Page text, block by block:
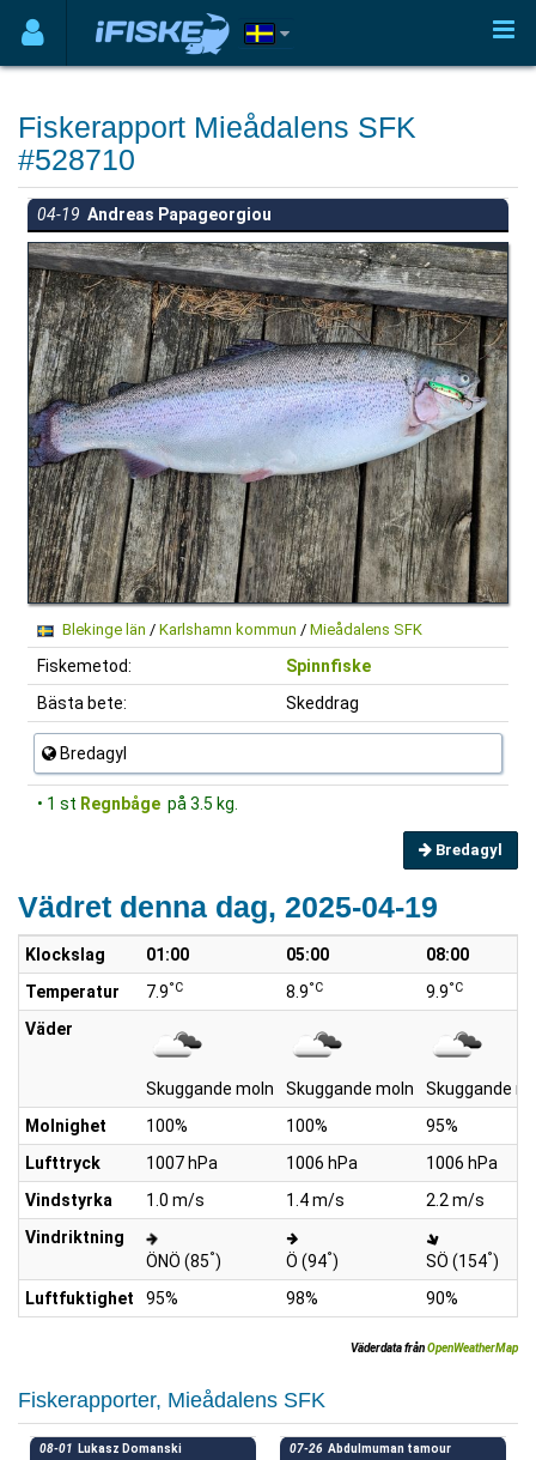
Fiskerapport Mieådalens SFK
#528710
04-19 Andreas Papageorgiou
Blekinge län / Karlshamn kommun / Mieådalens SFK
Fiskemetod:
Spinnfiske
Bästa bete:
Skeddrag
Bredagyl
• 1 st Regnbåge på 3.5 kg.
Bredagyl
Vädret denna dag, 2025-04-19
Klockslag 01:00 05:00
08:00
Temperatur
7.9°C 8.9°C 9.9°C
Väder
Skuggande moln Skuggande moln
Skuggande
Molnighet
100% 100%
95%
Lufttryck
1007 hPa 1006 hPa
1006 hPa
Vindstyrka
1.0 m/s 1.4 m/s
2.2 m/s
Vindriktning
ÖNÖ (85°) Ö (94°) SÖ (154°)
Luftfuktighet
95% 98% 90%
Väderdata frånOpenWeatherMap
Fiskerapporter, Mieådalens SFK
08-01 Lukasz Domanski 07-26 Abdulmuman tamour